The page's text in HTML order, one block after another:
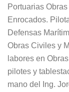
Portuarias
Enrocados.
Defensas
Obras Civiles y
labores en
pilotes y
mano del Ing.